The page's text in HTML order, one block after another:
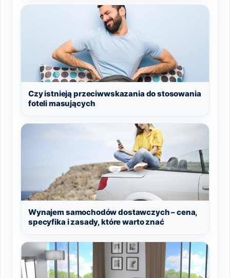
Czy istnieją przeciwwskazania do stosowania
foteli masujących
Wynajem samochodów dostawczych – cena,
specyfika i zasady, które warto znać